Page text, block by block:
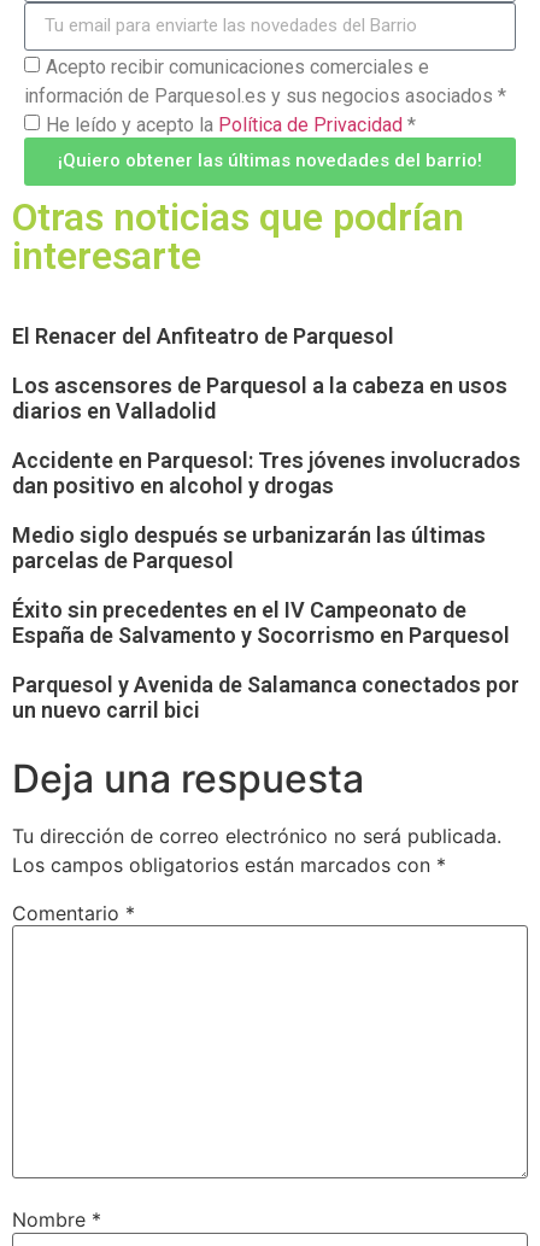
Acepto recibir comunicaciones comerciales e
información de Parquesol.es y sus negocios asociados *
He leído y acepto la Política de Privacidad *
¡Quiero obtener las últimas novedades del barrio!
Otras noticias que podrían
interesarte
El Renacer del Anfiteatro de Parquesol
Los ascensores de Parquesol a la cabeza en usos
diarios en Valladolid
Accidente en Parquesol: Tres jóvenes involucrados
dan positivo en alcohol y drogas
Medio siglo después se urbanizarán las últimas
parcelas de Parquesol
Éxito sin precedentes en el IV Campeonato de
España de Salvamento y Socorrismo en Parquesol
Parquesol y Avenida de Salamanca conectados por
un nuevo carril bici
Deja una respuesta
Tu dirección de correo electrónico no será publicada.
Los campos obligatorios están marcados con *
Comentario *
Nombre *